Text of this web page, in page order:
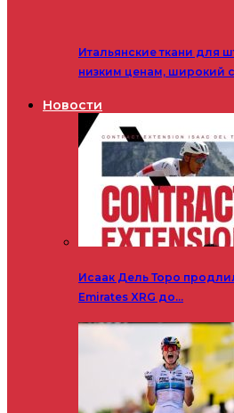
Итальянские ткани для
низким ценам, широкий
Новости
Исаак Дель Торо
Emirates XRG до…